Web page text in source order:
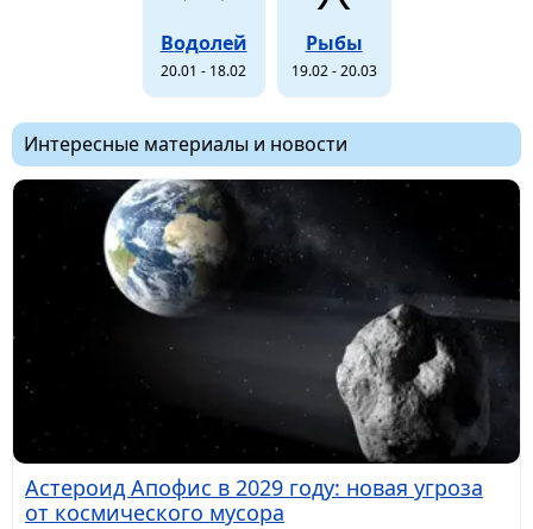
Водолей
20.01 - 18.02
Рыбы
19.02 - 20.03
Интересные материалы и новости
Астероид Апофис в 2029 году: новая угроза
от космического мусора